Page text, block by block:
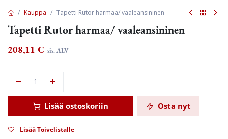
Kauppa Tapetti Rutor harmaa/ vaaleansininen
Tapetti Rutor harmaa/ vaaleansininen
208,11 € sis. ALV
Lisää ostoskoriin Osta nyt
Lisää Toivelistalle